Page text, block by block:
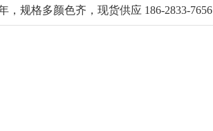
规格多颜色齐，现货供应 186-2833-7656